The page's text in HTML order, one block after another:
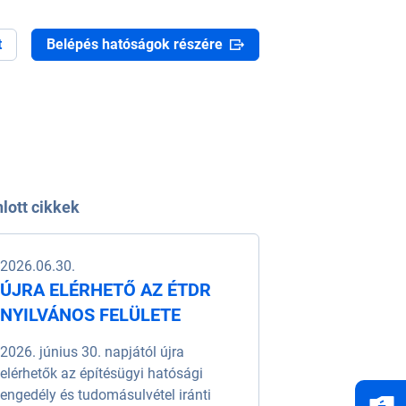
Belépés hatóságok részére
cikkek
2026.06.30.
ÚJRA ELÉRHETŐ AZ ÉTDR
NYILVÁNOS FELÜLETE
2026. június 30. napjától újra
elérhetők az építésügyi hatósági
engedély és tudomásulvétel iránti